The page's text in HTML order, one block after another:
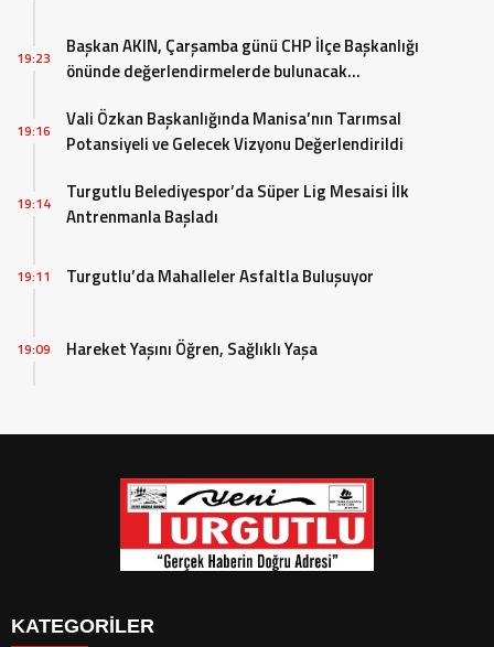
Başkan AKIN, Çarşamba günü CHP İlçe Başkanlığı
önünde değerlendirmelerde bulunacak…
19:23
Vali Özkan Başkanlığında Manisa’nın Tarımsal
Potansiyeli ve Gelecek Vizyonu Değerlendirildi
19:16
Turgutlu Belediyespor’da Süper Lig Mesaisi İlk
Antrenmanla Başladı
19:14
Turgutlu’da Mahalleler Asfaltla Buluşuyor
19:11
Hareket Yaşını Öğren, Sağlıklı Yaşa
19:09
KATEGORİLER